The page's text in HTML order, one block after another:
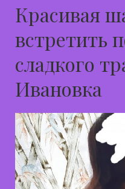
Красивая
встретить
сладкого
Ивановка